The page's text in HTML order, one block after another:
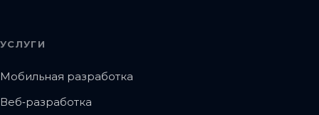
УСЛУГИ
Мобильная разработка
Веб‑разработка